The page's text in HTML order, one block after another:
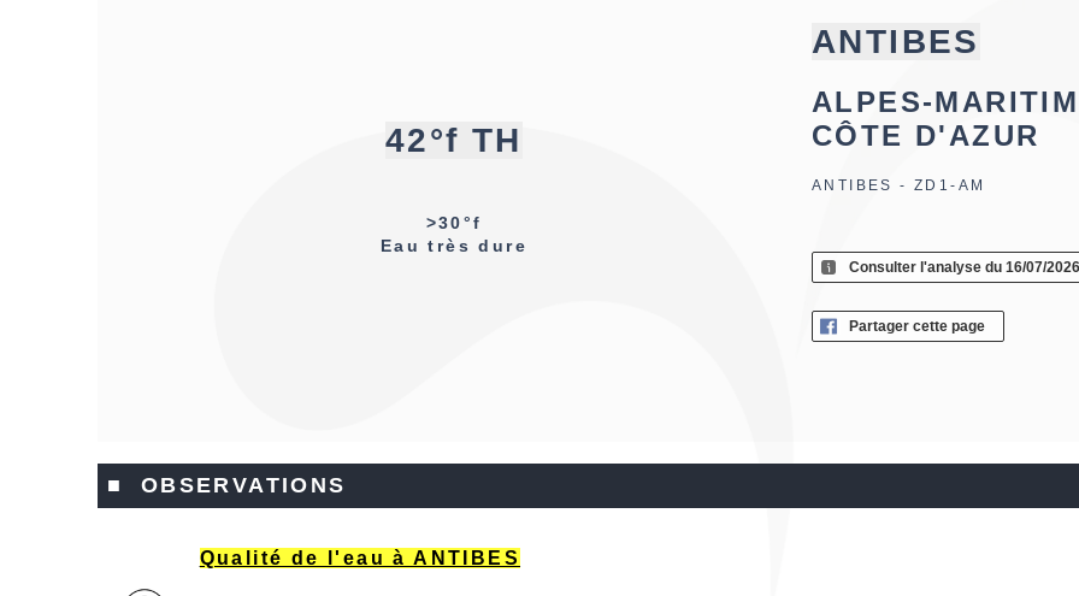
42°f TH
>30°f
Eau très dure
ANTIBES
ALPES-
CÔTE D'AZUR
ANTIBES - ZD1-AM
Consulter l'analyse du 16/07/2026
Partager cette page
■ OBSERVATIONS
Qualité de l'eau à ANTIBES